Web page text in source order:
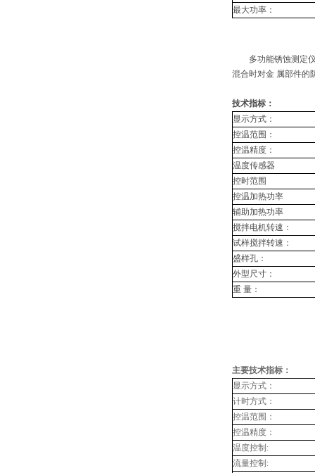
最大功率：
多功能锈蚀测定
混合时对金 属部件的
技术指标：
显示方式：
控温范围：
控温精度：
温度传感器
控时范围
控温加热功率
辅助加热功率
搅拌电机转速：
试样搅拌转速：
盛样孔：
外型尺寸：
重 量：
主要技术指标：
显示方式：
计时方式：
控温范围：
控温精度：
温度控制:
流量控制: